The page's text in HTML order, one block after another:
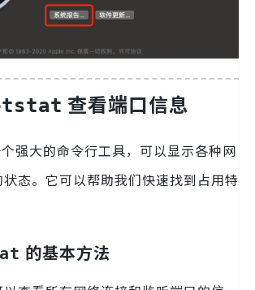
查看端口信息
强大的命令行工具，可以显示各种网
态。它可以帮助我们快速找到占用特
的基本方法